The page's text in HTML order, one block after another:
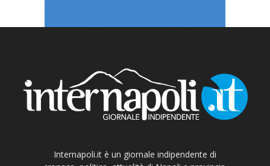
Internapoli.it è un giornale indipendente di